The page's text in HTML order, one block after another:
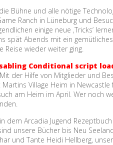
Bühne und alle nötige
Ranch in Lüneburg und
einige neue ‚Tricks‘
spät Abends mit ein
Reise wieder weiter ging.
Conditional script
der Hilfe von Mitglieder und
Village Heim in
am Heim im April. Wer noch
dem Arcadia Jugend
unsere Bücher bis Neu
und Tante Heidi Hellberg,